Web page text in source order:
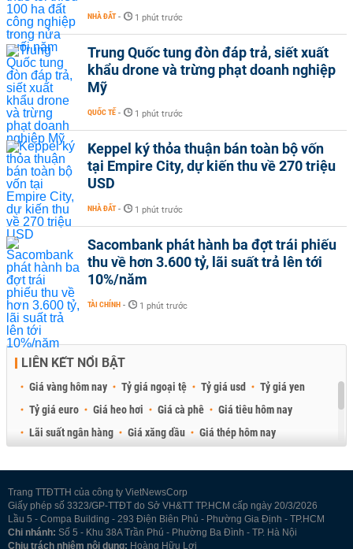
NHÀ ĐẤT - 1 phút trước
Trung Quốc tung đòn đáp trả, siết xuất
khẩu drone và trừng phạt doanh nghiệp
Mỹ
QUỐC TẾ - 1 phút trước
Keppel ký thỏa thuận bán toàn bộ vốn
tại Empire City, dự kiến thu về 270 triệu
USD
NHÀ ĐẤT - 1 phút trước
Sacombank phát hành ba đợt trái phiếu
thu về hơn 3.600 tỷ, lãi suất trả lên tới
10%/năm
TÀI CHÍNH - 1 phút trước
LIÊN KẾT NỔI BẬT
Giá vàng hôm nay Tỷ giá ngoại tệ Tỷ giá usd
Tỷ giá yen
Tỷ giá euro
Giá heo hơi Giá cà phê
Giá tiêu hôm nay
Lãi suất ngân hàng
Giá xăng dầu
Giá thép hôm nay
Trang TTĐTTH của công ty VietNewsCorp
Giấy phép số 3323/GP-TTĐT do Sở VH&TT TP.HCM cấp ngày 20/3/2026
Lầu 5 - Compa Building - 293 Điện Biên Phủ - Phường Gia Định - TP.HCM
Chi nhánh: Số 5 - Khu 38A Trần Phú - Phường Ba Đình - TP. Hà Nội
Chịu trách nhiệm nội dung: Hoàng Hữu Lợi